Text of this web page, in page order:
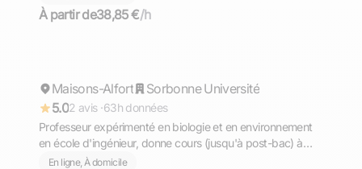
À partir de38,85 €/h
Répond rapidement
Maisons-Alfort
Sorbonne Université
5.02 avis ·63h données
Professeur expérimenté en biologie et en environnement
en école d'ingénieur, donne cours (jusqu'à post-bac) à
Paris/Maisons-Alfort (ex-prepa BCPST)
En ligne, À domicile